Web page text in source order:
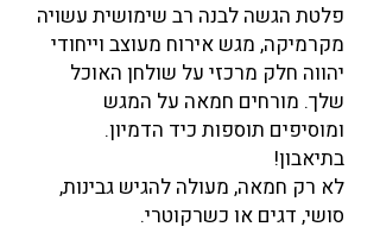
פלטת הגשה לבנה רב שימושית עשויה
מקרמיקה, מגש אירוח מעוצב וייחודי
יהווה חלק מרכזי על שולחן האוכל
שלך. מורחים חמאה על המגש
ומוסיפים תוספות כיד הדמיון.
בתיאבון!
לא רק חמאה, מעולה להגיש גבינות,
סושי, דגים או כשרקוטרי.